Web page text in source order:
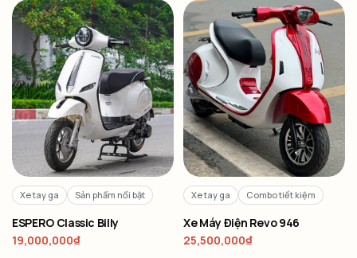
Xe tay ga Sản phẩm nổi bật
ESPERO Classic Billy
19,000,000₫
Xe tay ga Combo tiết kiệm
Xe Máy Điện Revo 946
25,500,000₫